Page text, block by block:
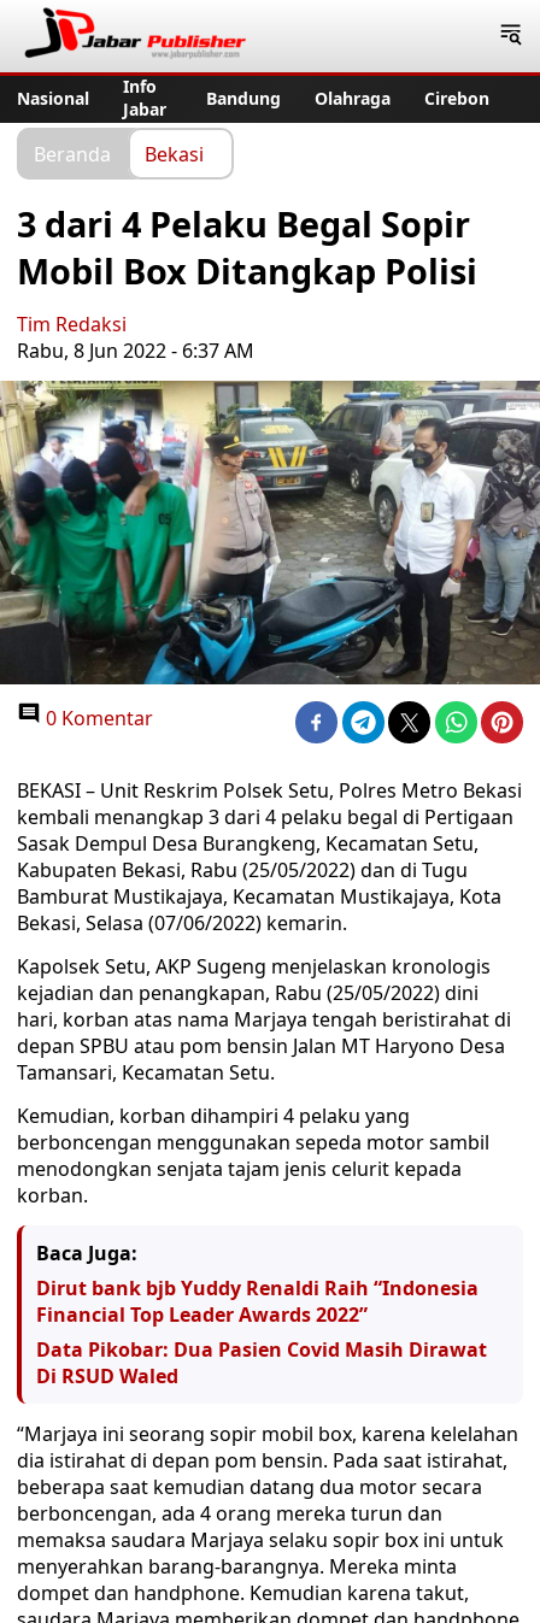
Nasional
Info
Jabar
Bandung Olahraga Cirebon
Beranda Bekasi
3 dari 4 Pelaku Begal Sopir
Mobil Box Ditangkap Polisi
Tim Redaksi
Rabu, 8 Jun 2022 - 6:37 AM
0 Komentar
BEKASI – Unit Reskrim Polsek Setu, Polres Metro Bekasi
kembali menangkap 3 dari 4 pelaku begal di Pertigaan
Sasak Dempul Desa Burangkeng, Kecamatan Setu,
Kabupaten Bekasi, Rabu (25/05/2022) dan di Tugu
Bamburat Mustikajaya, Kecamatan Mustikajaya, Kota
Bekasi, Selasa (07/06/2022) kemarin.
Kapolsek Setu, AKP Sugeng menjelaskan kronologis
kejadian dan penangkapan, Rabu (25/05/2022) dini
hari, korban atas nama Marjaya tengah beristirahat di
depan SPBU atau pom bensin Jalan MT Haryono Desa
Tamansari, Kecamatan Setu.
Kemudian, korban dihampiri 4 pelaku yang
berboncengan menggunakan sepeda motor sambil
menodongkan senjata tajam jenis celurit kepada
korban.
Baca Juga:
Dirut bank bjb Yuddy Renaldi Raih “Indonesia
Financial Top Leader Awards 2022”
Data Pikobar: Dua Pasien Covid Masih Dirawat
Di RSUD Waled
“Marjaya ini seorang sopir mobil box, karena kelelahan
dia istirahat di depan pom bensin. Pada saat istirahat,
beberapa saat kemudian datang dua motor secara
berboncengan, ada 4 orang mereka turun dan
memaksa saudara Marjaya selaku sopir box ini untuk
menyerahkan barang-barangnya. Mereka minta
dompet dan handphone. Kemudian karena takut,